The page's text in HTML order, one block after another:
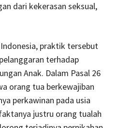
dari kekerasan seksual,
praktik tersebut
terhadap
Anak. Dalam Pasal 26
orang tua berkewajiban
perkawinan pada usia
justru orang tualah